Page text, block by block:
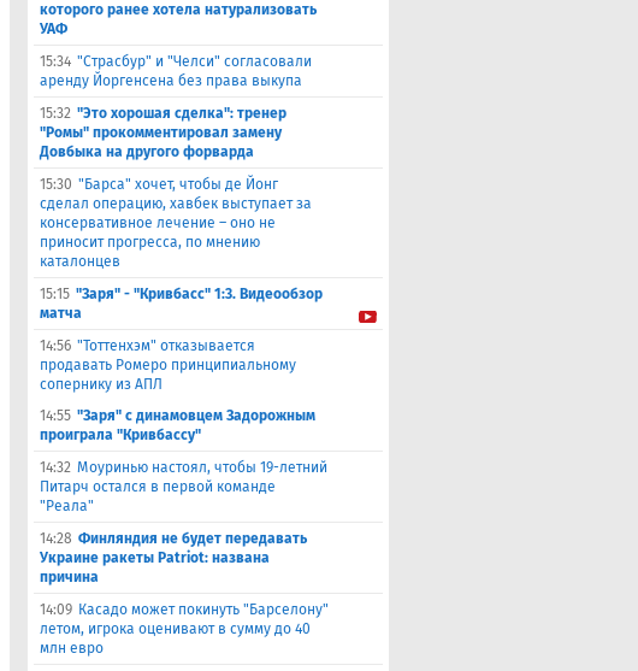
которого ранее хотела натурализовать
УАФ
15:34 "Страсбур" и "Челси" согласовали
аренду Йоргенсена без права выкупа
15:32 "Это хорошая сделка": тренер
"Ромы" прокомментировал замену
Довбыка на другого форварда
15:30 "Барса" хочет, чтобы де Йонг
сделал операцию, хавбек выступает за
консервативное лечение – оно не
приносит прогресса, по мнению
каталонцев
15:15 "Заря" - "Кривбасс" 1:3. Видеообзор
матча
14:56 "Тоттенхэм" отказывается
продавать Ромеро принципиальному
сопернику из АПЛ
14:55 "Заря" с динамовцем Задорожным
проиграла "Кривбассу"
14:32 Моуринью настоял, чтобы 19-летний
Питарч остался в первой команде
"Реала"
14:28 Финляндия не будет передавать
Украине ракеты Patriot: названа
причина
14:09 Касадо может покинуть "Барселону"
летом, игрока оценивают в сумму до 40
млн евро